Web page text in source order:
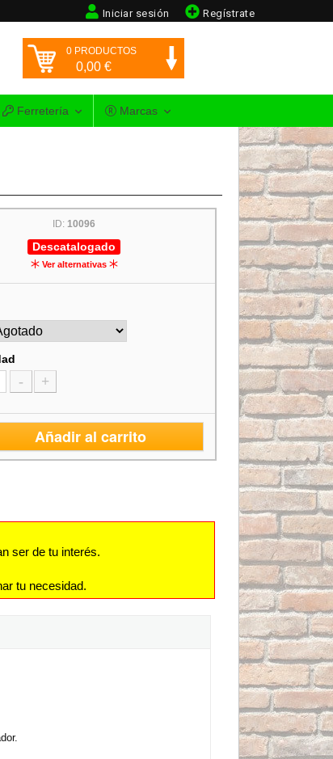
Regístrate
Iniciar sesión
0 PRODUCTOS
0,00 €
Ferretería Marcas
ID: 10096
Descatalogado
Ver alternativas
- +
Añadir al carrito
ser de tu interés.
tu necesidad.